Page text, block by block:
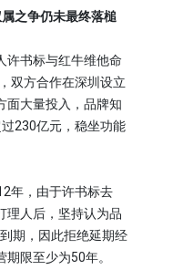
之争仍未最终落槌
书标与红牛维他命
双方合作在深圳设立
面大量投入，品牌知
230亿元，稳坐功能
，由于许书标去
理人后，坚持认为品
期，因此拒绝延期经
限至少为50年。